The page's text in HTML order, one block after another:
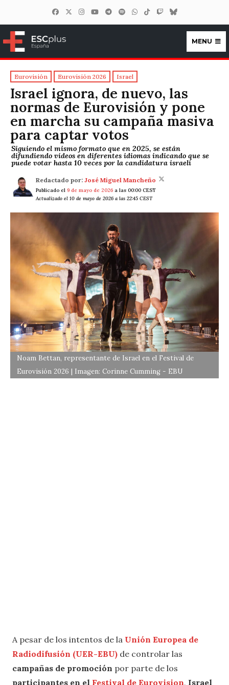
ESCplus España
MENU
Eurovisión Eurovisión 2026 Israel
Israel ignora, de nuevo, las
normas de Eurovisión y pone
en marcha su campaña masiva
para captar votos
Siguiendo el mismo formato que en 2025, se están
difundiendo vídeos en diferentes idiomas indicando que se
puede votar hasta 10 veces por la candidatura israelí
Redactado por: José Miguel Mancheño
Publicado el 9 de mayo de 2026 a las 00:00 CEST
Actualizado el 10 de mayo de 2026 a las 22:45 CEST
Noam Bettan, representante de Israel en el Festival de
Eurovisión 2026 | Imagen: Corinne Cumming - EBU
A pesar de los intentos de la Unión Europea de
Radiodifusión (UER-EBU) de controlar las
campañas de promoción por parte de los
participantes en el Festival de Eurovision, Israel